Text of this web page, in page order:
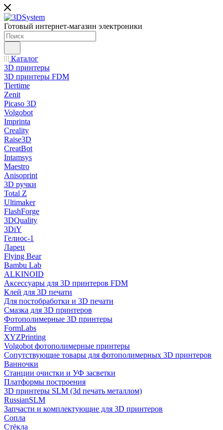
Готовый интернет-магазин электроники
Каталог
3D принтеры
3D принтеры FDM
Tiertime
Zenit
Picaso 3D
Volgobot
Imprinta
Creality
Raise3D
CreatBot
Intamsys
Maestro
Anisoprint
3D ручки
Total Z
Ultimaker
FlashForge
3DQuality
3DiY
Гелиос-1
Ларец
Flying Bear
Bambu Lab
ALKINOID
Аксессуары для 3D принтеров FDM
Клей для 3D печати
Для постобработки и 3D печати
Смазка для 3D принтеров
Фотополимерные 3D принтеры
FormLabs
XYZPrinting
Volgobot фотополимерные принтеры
Сопутствующие товары для фотополимерных 3D принтеров
Ванночки
Станции очистки и УФ засветки
Платформы построения
3D принтеры SLM (3d печать металлом)
RussianSLM
Запчасти и комплектующие для 3D принтеров
Сопла
Cтёкла